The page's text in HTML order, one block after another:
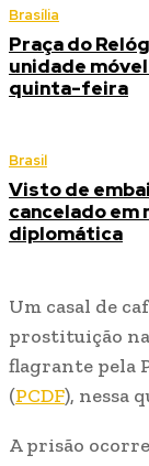
Brasília
Praça do
unidade
quinta-feira
Brasil
Visto de
cancelado em
diplomática
Um casal de
prostituição
flagrante pela
(PCDF), nessa
A prisão